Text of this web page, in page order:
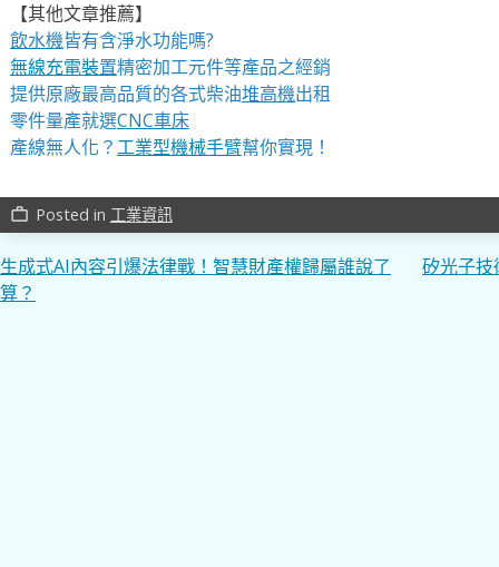
【其他文章推薦】
飲水機皆有含淨水功能嗎?
無線充電裝置精密加工元件等產品之經銷
提供原廠最高品質的各式柴油堆高機出租
零件量產就選CNC車床
產線無人化？工業型機械手臂幫你實現！
work_outline Posted in 工業資訊
文
章
生成式AI內容引爆法律戰！智慧財產權歸屬誰說了
算？
矽光子技